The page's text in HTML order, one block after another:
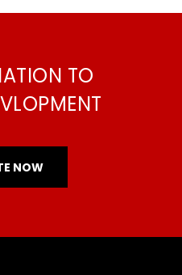
TO
NOW